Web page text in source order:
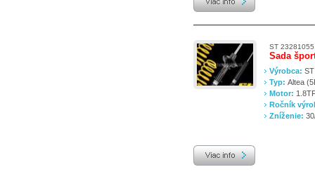
ST 23281055
Sada
Výrobca:
Typ: Altea
Motor:
Ročník
Zníženie: